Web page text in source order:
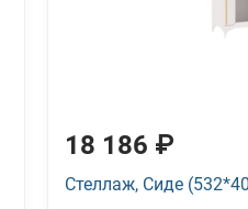
18 186 ₽
Стеллаж, Сиде